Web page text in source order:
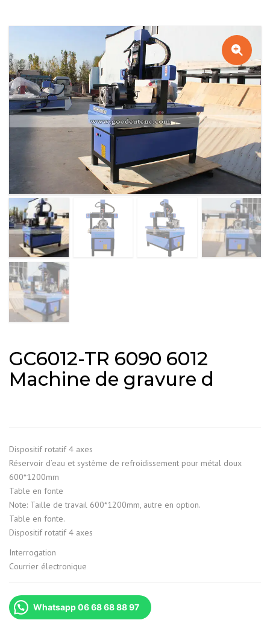
GC6012-TR 6090 6012
Machine de gravure d
Dispositif rotatif 4 axes
Réservoir d’eau et système de refroidissement pour métal doux
600*1200mm
Table en fonte
Note: Taille de travail 600*1200mm, autre en option.
Table en fonte.
Dispositif rotatif 4 axes
Interrogation
Courrier électronique
Whatsapp 06 68 68 88 97